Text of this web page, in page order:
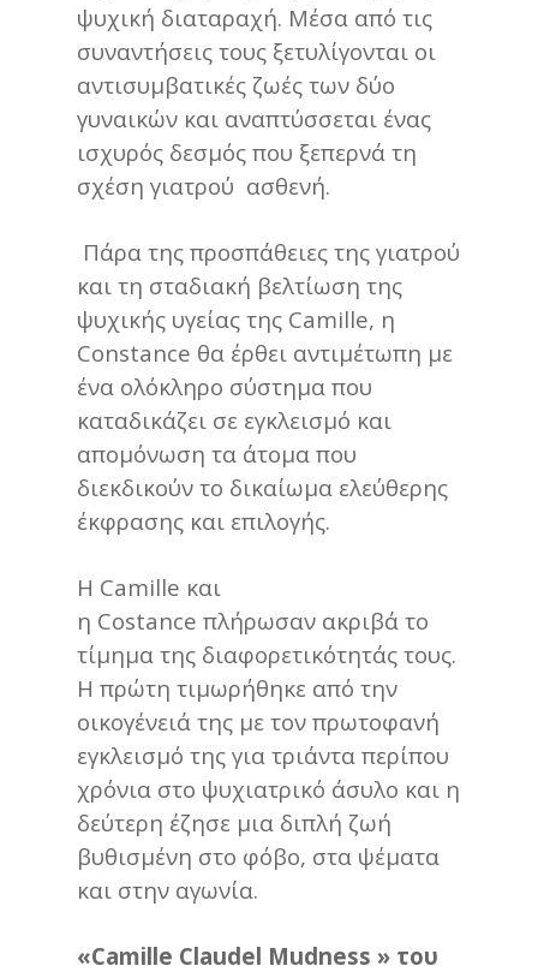
ψυχική διαταραχή. Μέσα από τις
συναντήσεις τους ξετυλίγονται οι
αντισυμβατικές ζωές των δύο
γυναικών και αναπτύσσεται ένας
ισχυρός δεσμός που ξεπερνά τη
σχέση γιατρού ασθενή.
Πάρα της προσπάθειες της γιατρού
και τη σταδιακή βελτίωση της
ψυχικής υγείας της Camille, η
Constance θα έρθει αντιμέτωπη με
ένα ολόκληρο σύστημα που
καταδικάζει σε εγκλεισμό και
απομόνωση τα άτομα που
διεκδικούν το δικαίωμα ελεύθερης
έκφρασης και επιλογής.
Η Camille και
η Costance πλήρωσαν ακριβά το
τίμημα της διαφορετικότητάς τους.
Η πρώτη τιμωρήθηκε από την
οικογένειά της με τον πρωτοφανή
εγκλεισμό της για τριάντα περίπου
χρόνια στο ψυχιατρικό άσυλο και η
δεύτερη έζησε μια διπλή ζωή
βυθισμένη στο φόβο, στα ψέματα
και στην αγωνία.
«Camille Claudel Mudness » του